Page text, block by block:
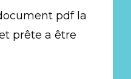
pdf la
prête a être